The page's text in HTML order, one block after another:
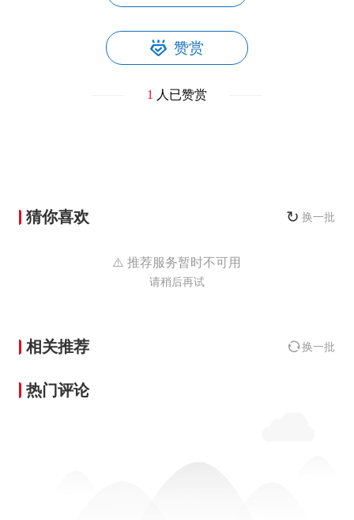
赞赏
1 人已赞赏
猜你喜欢 ↻ 换一批
⚠️ 推荐服务暂时不可用
请稍后再试
相关推荐 换一批
热门评论